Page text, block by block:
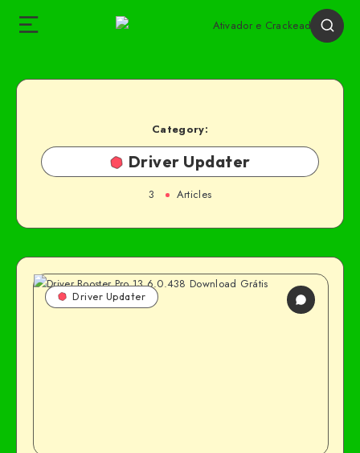
Category:
Driver Updater
3 Articles
Driver Updater